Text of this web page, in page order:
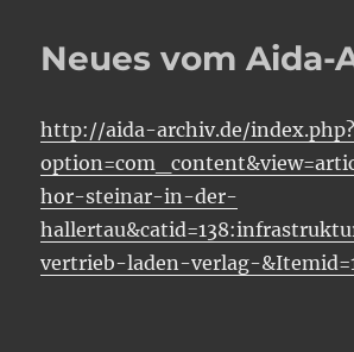
Neues vom Aida-
http://aida-archiv.de/index.php?
hor-steinar-in-der-
vertrieb-laden-verlag-